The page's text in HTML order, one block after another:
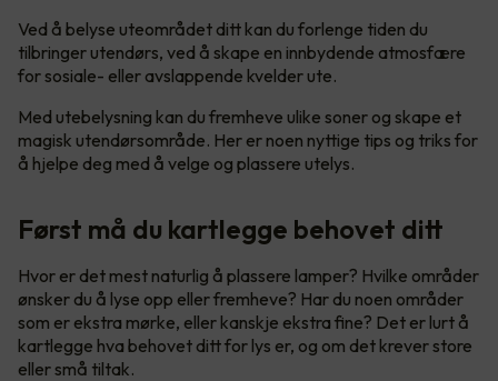
Ved å belyse uteområdet ditt kan du forlenge tiden du
tilbringer utendørs, ved å skape en innbydende atmosfære
for sosiale- eller avslappende kvelder ute.
Med utebelysning kan du fremheve ulike soner og skape et
magisk utendørsområde. Her er noen nyttige tips og triks for
å hjelpe deg med å velge og plassere utelys.
Først må du kartlegge behovet ditt
Hvor er det mest naturlig å plassere lamper? Hvilke områder
ønsker du å lyse opp eller fremheve? Har du noen områder
som er ekstra mørke, eller kanskje ekstra fine? Det er lurt å
kartlegge hva behovet ditt for lys er, og om det krever store
eller små tiltak.